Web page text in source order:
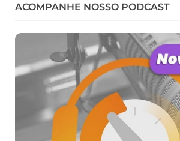
ACOMPANHE NOSSO PODCAST